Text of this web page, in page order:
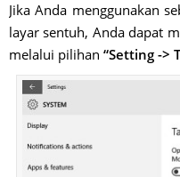
Jika Anda menggunakan
layar sentuh, Anda dapat
melalui pilihan “Setting ->